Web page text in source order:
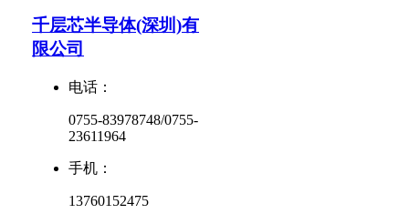
千层芯半导体(深圳)有
限公司
电话：
0755-83978748/0755-
23611964
手机：
13760152475